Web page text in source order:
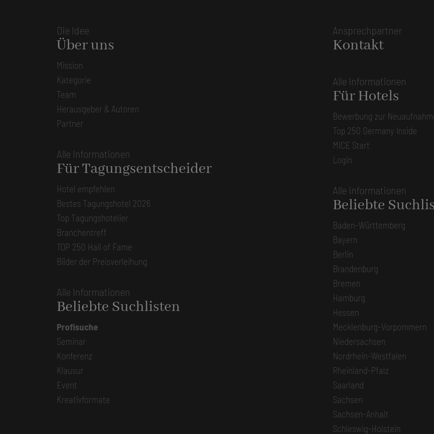
Die Idee
Über uns
Mission
Kategorie
Team
Herausgeber & Autoren
Partner
Alle Informationen
Für Tagungsentscheider
Hotel empfehlen
Bestes Tagungshotel 2026
Top Tagungshotelier
Branchentreff
TOP 250 Hall of Fame
Bilder der Preisverleihung
Alle Informationen
Beliebte Suchlisten
Profisuche
Seminar
Konferenz
Klausur
Event
Kreativformate
Ansprechpartner
Kontakt
Alle Informationen
Für Hotels
Bewerbung zur
Top 250 Germany Inside
MICE Start
Login
Alle Informationen
Beliebte
Baden-Württemberg
Bayern
Berlin
Brandenburg
Bremen
Hamburg
Hessen
Mecklenburg-Vorpommern
Niedersachsen
Nordrhein-Westfalen
Rheinland-Pfalz
Saarland
Sachsen
Sachsen-Anhalt
Schleswig-Holstein